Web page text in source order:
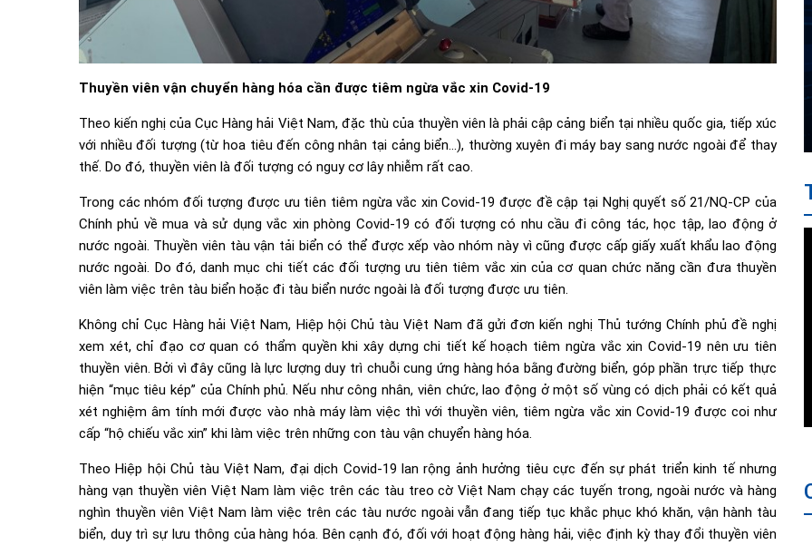
Thuyền viên vận chuyển hàng hóa cần được tiêm ngừa vắc xin Covid-19
Theo kiến nghị của Cục Hàng hải Việt Nam, đặc thù của thuyền viên là phải cập cảng biển tại nhiều quốc gia, tiếp xúc
với nhiều đối tượng (từ hoa tiêu đến công nhân tại cảng biển…), thường xuyên đi máy bay sang nước ngoài để thay
thế. Do đó, thuyền viên là đối tượng có nguy cơ lây nhiễm rất cao.
Trong các nhóm đối tượng được ưu tiên tiêm ngừa vắc xin Covid-19 được đề cập tại Nghị quyết số 21/NQ-CP của
Chính phủ về mua và sử dụng vắc xin phòng Covid-19 có đối tượng có nhu cầu đi công tác, học tập, lao động ở
nước ngoài. Thuyền viên tàu vận tải biển có thể được xếp vào nhóm này vì cũng được cấp giấy xuất khẩu lao động
nước ngoài. Do đó, danh mục chi tiết các đối tượng ưu tiên tiêm vắc xin của cơ quan chức năng cần đưa thuyền
viên làm việc trên tàu biển hoặc đi tàu biển nước ngoài là đối tượng được ưu tiên.
Không chỉ Cục Hàng hải Việt Nam, Hiệp hội Chủ tàu Việt Nam đã gửi đơn kiến nghị Thủ tướng Chính phủ đề nghị
xem xét, chỉ đạo cơ quan có thẩm quyền khi xây dựng chi tiết kế hoạch tiêm ngừa vắc xin Covid-19 nên ưu tiên
thuyền viên. Bởi vì đây cũng là lực lượng duy trì chuỗi cung ứng hàng hóa bằng đường biển, góp phần trực tiếp thực
hiện “mục tiêu kép” của Chính phủ. Nếu như công nhân, viên chức, lao động ở một số vùng có dịch phải có kết quả
xét nghiệm âm tính mới được vào nhà máy làm việc thì với thuyền viên, tiêm ngừa vắc xin Covid-19 được coi như
cấp “hộ chiếu vắc xin” khi làm việc trên những con tàu vận chuyển hàng hóa.
Theo Hiệp hội Chủ tàu Việt Nam, đại dịch Covid-19 lan rộng ảnh hưởng tiêu cực đến sự phát triển kinh tế nhưng
hàng vạn thuyền viên Việt Nam làm việc trên các tàu treo cờ Việt Nam chạy các tuyến trong, ngoài nước và hàng
nghìn thuyền viên Việt Nam làm việc trên các tàu nước ngoài vẫn đang tiếp tục khắc phục khó khăn, vận hành tàu
biển, duy trì sự lưu thông của hàng hóa. Bên cạnh đó, đối với hoạt động hàng hải, việc định kỳ thay đổi thuyền viên